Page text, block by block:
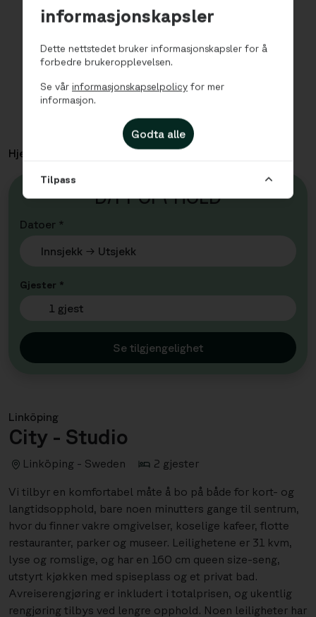
Hjem City - Studio
DITT OPPHOLD
Datoer *
Gjester *
1 gjest
Se tilgjengelighet
Linköping
City - Studio
Linköping - Sweden 2 gjester
Vi tilbyr en komfortabel måte å bo på både for kort- og
langtidsopphold, bare noen minutters gange til sentrum,
hvor du finner vakre omgivelser, koselige kafeer, flotte
restauranter, parker og museer. Leilighetene er 31 kvm,
lyse og romslige, og har en 160 cm queen size-seng,
utstyrt kjøkken med spiseplass og et privat bad.
Avreiserengjøring er inkludert i totalprisen, og ukentlig
rengjøring tilbys ved lengre opphold. Noen leiligheter har
informasjonskapsler
Dette nettstedet bruker informasjonskapsler for å
forbedre brukeropplevelsen.
Se vår informasjonskapselpolicy for mer
informasjon.
Godta alle
Tilpass